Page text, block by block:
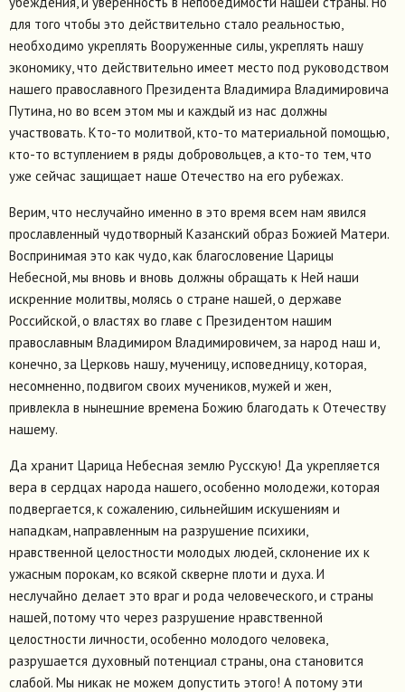
для того чтобы это действительно стало реальностью,
необходимо укреплять Вооруженные силы, укреплять нашу
экономику, что действительно имеет место под руководством
нашего православного Президента Владимира Владимировича
Путина, но во всем этом мы и каждый из нас должны
участвовать. Кто-то молитвой, кто-то материальной помощью,
кто-то вступлением в ряды добровольцев, а кто-то тем, что
уже сейчас защищает наше Отечество на его рубежах.
Верим, что неслучайно именно в это время всем нам явился
прославленный чудотворный Казанский образ Божией Матери.
Воспринимая это как чудо, как благословение Царицы
Небесной, мы вновь и вновь должны обращать к Ней наши
искренние молитвы, молясь о стране нашей, о державе
Российской, о властях во главе с Президентом нашим
православным Владимиром Владимировичем, за народ наш и,
конечно, за Церковь нашу, мученицу, исповедницу, которая,
несомненно, подвигом своих мучеников, мужей и жен,
привлекла в нынешние времена Божию благодать к Отечеству
нашему.
Да хранит Царица Небесная землю Русскую! Да укрепляется
вера в сердцах народа нашего, особенно молодежи, которая
подвергается, к сожалению, сильнейшим искушениям и
нападкам, направленным на разрушение психики,
нравственной целостности молодых людей, склонение их к
ужасным порокам, ко всякой скверне плоти и духа. И
неслучайно делает это враг и рода человеческого, и страны
нашей, потому что через разрушение нравственной
целостности личности, особенно молодого человека,
разрушается духовный потенциал страны, она становится
слабой. Мы никак не можем допустить этого! А потому эти